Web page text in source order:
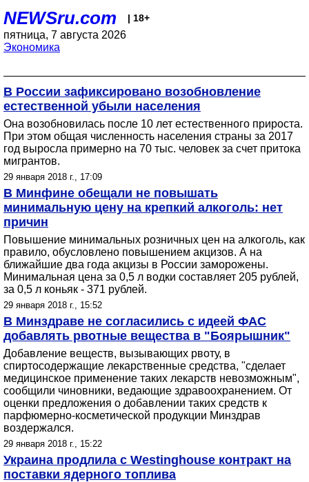
NEWSru.com | 18+
пятница, 7 августа 2026
Экономика
В России зафиксировано возобновление
естественной убыли населения
Она возобновилась после 10 лет естественного прироста.
При этом общая численность населения страны за 2017
год выросла примерно на 70 тыс. человек за счет притока
мигрантов.
29 января 2018 г., 17:09
В Минфине обещали не повышать
минимальную цену на крепкий алкоголь: нет
причин
Повышение минимальных розничных цен на алкоголь, как
правило, обусловлено повышением акцизов. А на
ближайшие два года акцизы в России заморожены.
Минимальная цена за 0,5 л водки составляет 205 рублей,
за 0,5 л коньяк - 371 рублей.
29 января 2018 г., 15:52
В Минздраве не согласились с идеей ФАС
добавлять рвотные вещества в "Боярышник"
Добавление веществ, вызывающих рвоту, в
спиртосодержащие лекарственные средства, "сделает
медицинское применение таких лекарств невозможным",
сообщили чиновники, ведающие здравоохранением. От
оценки предложения о добавлении таких средств к
парфюмерно-косметической продукции Минздрав
воздержался.
29 января 2018 г., 15:22
Украина продлила с Westinghouse контракт на
поставки ядерного топлива